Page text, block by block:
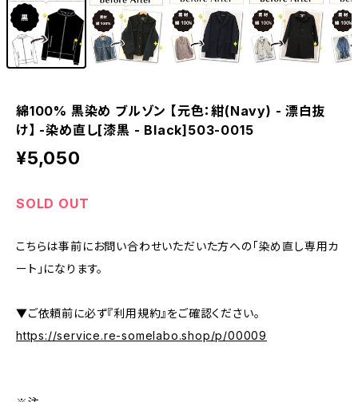
綿100% 黒染め ブルゾン 【元色：紺(Navy) - 漂白抜
け】 -染め直し[漆黒 - Black]503-0015
¥5,050
SOLD OUT
こちらは事前にお問い合わせいただいた方への「染め直し専用カ
ート」になります。
▼ご依頼前に必ず『利用規約』をご確認ください。
https://service.re-somelabo.shop/p/00009